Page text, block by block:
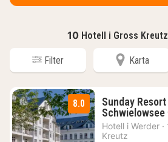
10 Hotell i Gross
Filter Karta
8.0
Sunday Resort
Schwielowsee
Hotell i Werder ·
Kreutz